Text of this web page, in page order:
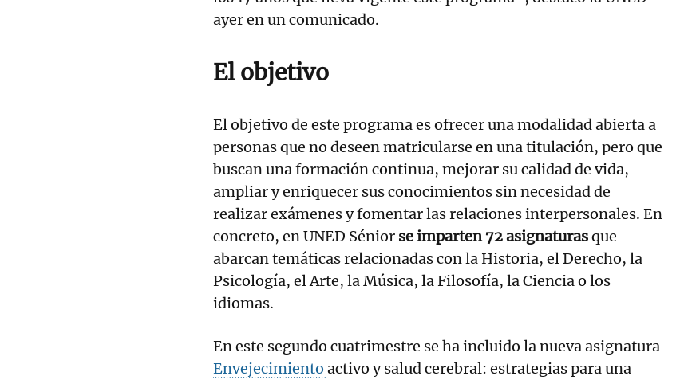
ayer en un comunicado.
El objetivo
El objetivo de este programa es ofrecer una modalidad abierta a
personas que no deseen matricularse en una titulación, pero que
buscan una formación continua, mejorar su calidad de vida,
ampliar y enriquecer sus conocimientos sin necesidad de
realizar exámenes y fomentar las relaciones interpersonales. En
concreto, en UNED Sénior se imparten 72 asignaturasque
abarcan temáticas relacionadas con la Historia, el Derecho, la
Psicología, el Arte, la Música, la Filosofía, la Ciencia o los
idiomas.
En este segundo cuatrimestre se ha incluido la nueva asignatura
Envejecimiento activo y salud cerebral: estrategias para una